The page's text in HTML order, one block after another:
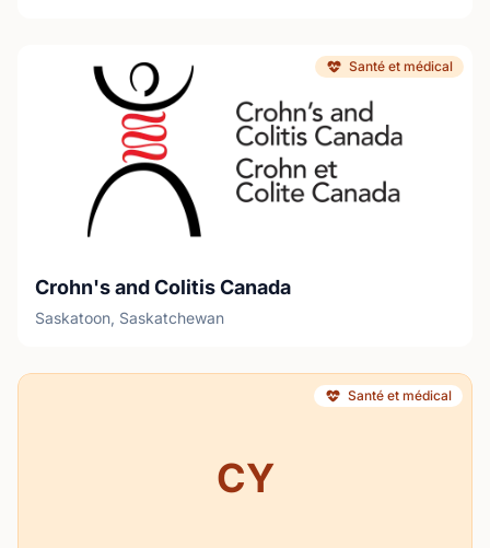
Santé et médical
Crohn's and Colitis Canada
Saskatoon, Saskatchewan
CY
Santé et médical